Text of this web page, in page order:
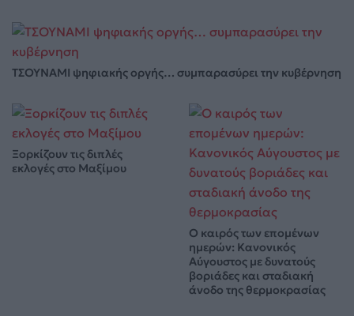
ΤΣΟΥΝΑΜΙ ψηφιακής οργής… συμπαρασύρει την κυβέρνηση
Ξορκίζουν τις διπλές
εκλογές στο Μαξίμου
Ο καιρός των επομένων
ημερών: Κανονικός
Αύγουστος με δυνατούς
βοριάδες και σταδιακή
άνοδο της θερμοκρασίας